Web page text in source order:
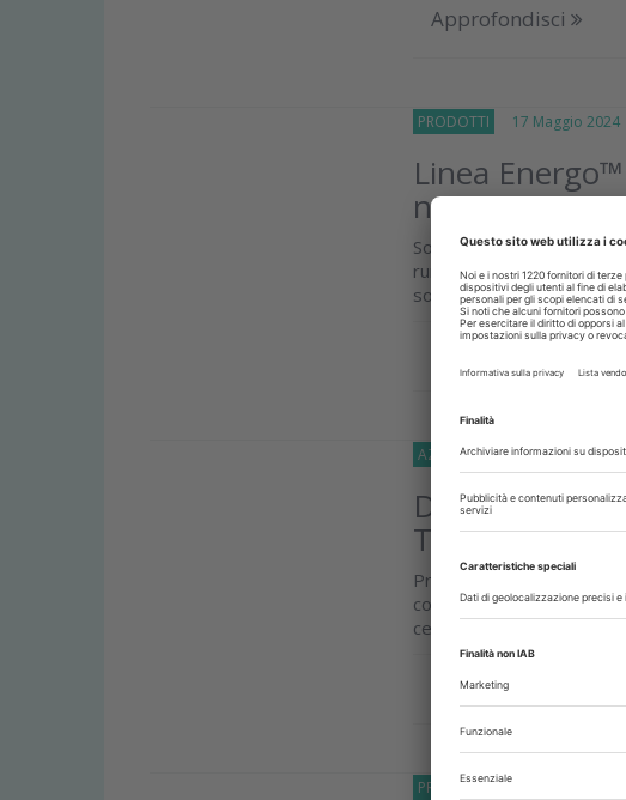
Approfondisci
PRODOTTI 17 Maggio 2024
Linea
nuova
Sono progettati tenendo
rumore. La gamma
soddisfare le esigenze...
AZIENDE 04 Marzo 2024
Dentsply
TeamSmile
Proseguendo la
compie un ulteriore
centrali del suo
Approfondisci
PRODOTTI 20 Ottobre 2023